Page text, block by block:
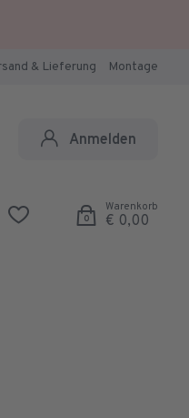
& Lieferung Montage
Anmelden
0
Warenkorb
€ 0,00